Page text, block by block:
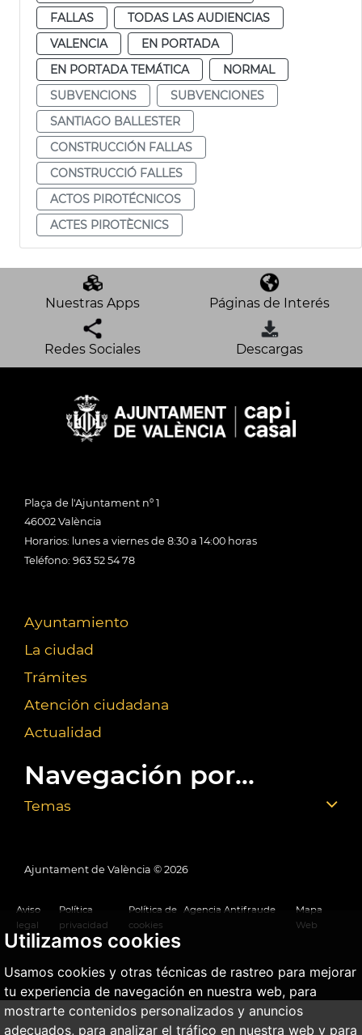
Utilizamos cookies
Usamos cookies y otras técnicas de rastreo para mejorar
tu experiencia de navegación en nuestra web, para
mostrarte contenidos personalizados y anuncios
adecuados, para analizar el tráfico en nuestra web y para
FALLAS
TODAS LAS AUDIENCIAS
VALENCIA
EN PORTADA
EN PORTADA TEMÁTICA
NORMAL
SUBVENCIONS
SUBVENCIONES
SANTIAGO BALLESTER
CONSTRUCCIÓN FALLAS
CONSTRUCCIÓ FALLES
ACTOS PIROTÉCNICOS
ACTES PIROTÈCNICS
Nuestras Apps Páginas de Interés
Redes Sociales Descargas
Plaça de l'Ajuntament nº 1
46002 València
Horarios: lunes a viernes de 8:30 a 14:00 horas
Teléfono: 963 52 54 78
Ayuntamiento
La ciudad
Trámites
Atención ciudadana
Actualidad
Navegación por...
Temas
Ajuntament de València © 2026
Aviso
legal
Política
privacidad
Política de
cookies
Agencia Antifraude
Mapa
Web